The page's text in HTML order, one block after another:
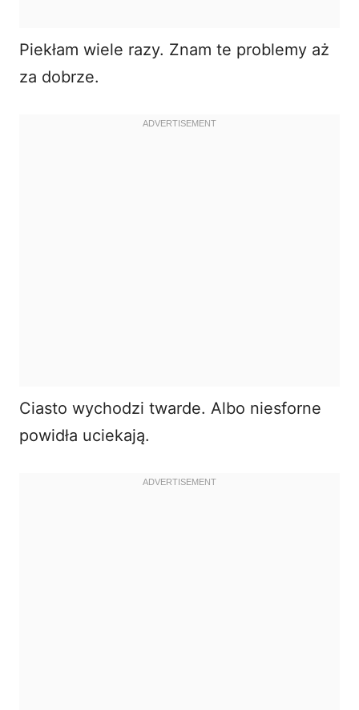
Piekłam wiele razy. Znam te problemy aż
za dobrze.
Ciasto wychodzi twarde. Albo niesforne
powidła uciekają.